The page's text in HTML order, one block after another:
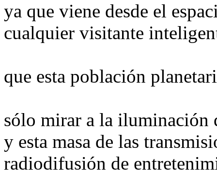
ya que viene desde el
cualquier visitante
que esta población
sólo mirar a la iluminación
y esta masa de las
radiodifusión de